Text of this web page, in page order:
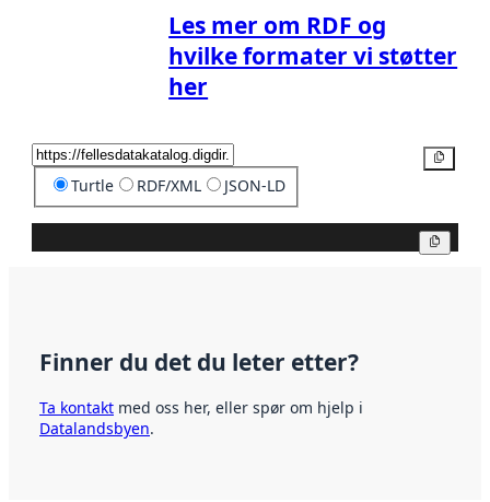
Les mer om RDF og
hvilke formater vi støtter
her
Turtle RDF/XML JSON-LD
Finner du det du leter etter?
Ta kontakt med oss her, eller spør om hjelp i
Datalandsbyen.